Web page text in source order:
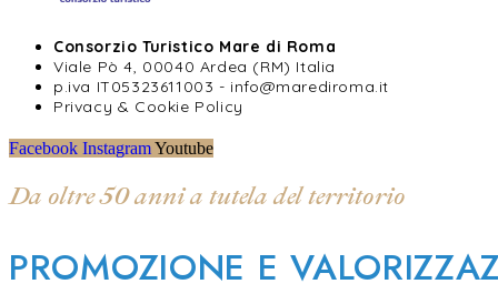
Consorzio Turistico Mare di Roma
Viale Pò 4, 00040 Ardea (RM) Italia
p.iva IT05323611003 - info@marediroma.it
Privacy & Cookie Policy
Facebook InstagramYoutube
Da oltre 50 anni a tutela del territorio
PROMOZIONE E